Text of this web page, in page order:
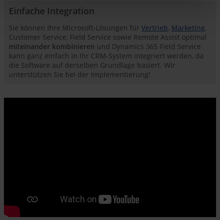
Einfache Integration
Sie können Ihre Microsoft-Lösungen für Vertrieb, Marketing,
Customer Service, Field Service sowie Remote Assist optimal
miteinander kombinieren und Dynamics 365 Field Service
kann ganz einfach in Ihr CRM-System integriert werden, da
die Software auf derselben Grundlage basiert. Wir
unterstützen Sie bei der Implementierung!